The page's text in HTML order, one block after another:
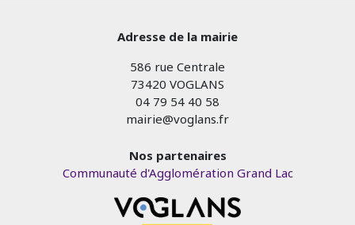
Adresse de la mairie
586 rue Centrale
73420 VOGLANS
04 79 54 40 58
mairie@voglans.fr
Nos partenaires
Communauté d'Agglomération Grand Lac